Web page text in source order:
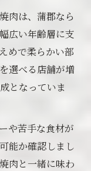
肉は、蒲郡なら
広い年齢層に支
めで柔らかい部
選べる店舗が増
となっていま
や苦手な食材が
能か確認しまし
肉と一緒に味わ